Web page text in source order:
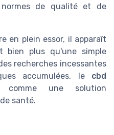
de qualité et de
en plein essor, il apparaît
bien plus qu'une simple
recherches incessantes
accumulées, le cbd
comme une solution
santé.